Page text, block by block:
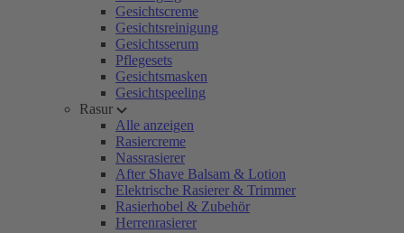
Gesichtscreme
Gesichtsreinigung
Gesichtsserum
Pflegesets
Gesichtsmasken
Gesichtspeeling
Rasur
Alle anzeigen
Rasiercreme
Nassrasierer
After Shave Balsam & Lotion
Elektrische Rasierer & Trimmer
Rasierhobel & Zubehör
Herrenrasierer